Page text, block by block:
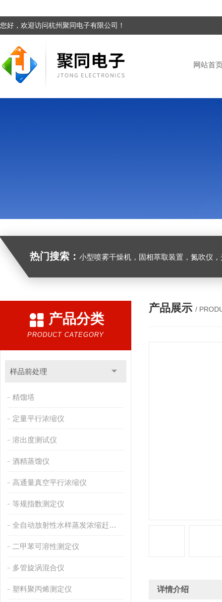
您好，欢迎访问杭州聚同电子有限公司！
网站首
热门搜索： 小型喷雾干燥机，固相萃取装置，氮吹仪，光化学反应仪，低温恒温槽，超声波细胞
产品分类
PRODUCT CATEGORY
样品前处理
精馏塔
定量平行浓缩仪
溶出度测试仪
酒精蒸馏仪
高通量真空平行浓缩仪
等规指数测定仪
全自动放射性水样蒸发浓缩赶酸仪
二甲苯可溶性测定仪
多管旋涡混合仪
塑料聚丙烯测定仪
产品展示 /
详情介绍